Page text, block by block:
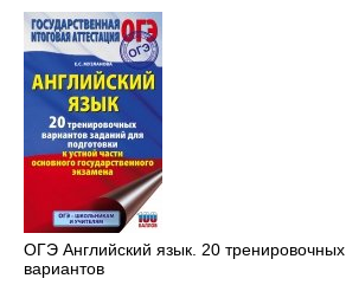
ОГЭ Английский язык. 20 тренировочных
вариантов